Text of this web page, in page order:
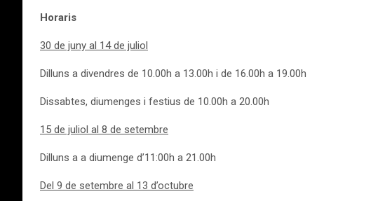
Horaris
30 de juny al 14 de juliol
Dilluns a divendres de 10.00h a 13.00h i de 16.00h a 19.00h
Dissabtes, diumenges i festius de 10.00h a 20.00h
15 de juliol al 8 de setembre
Dilluns a a diumenge d’11:00h a 21.00h
Del 9 de setembre al 13 d’octubre